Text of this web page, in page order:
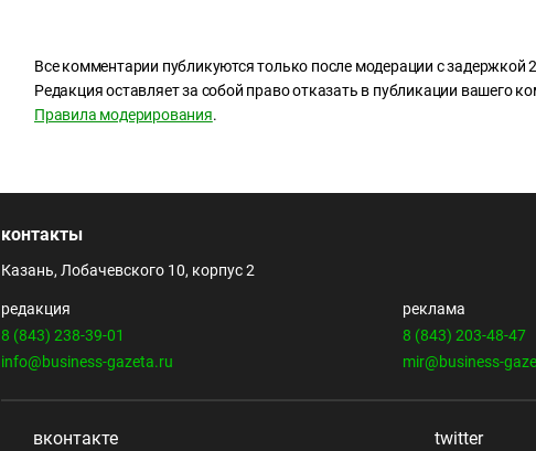
Все комментарии публикуются только после модерации с задержкой
Редакция оставляет за собой право отказать в публикации вашего
Правила модерирования.
контакты
Казань, Лобачевского 10, корпус 2
редакция
8 (843) 238-39-01
info@business-gazeta.ru
реклама
8 (843) 203-48-47
mir@business-
вконтакте twitter